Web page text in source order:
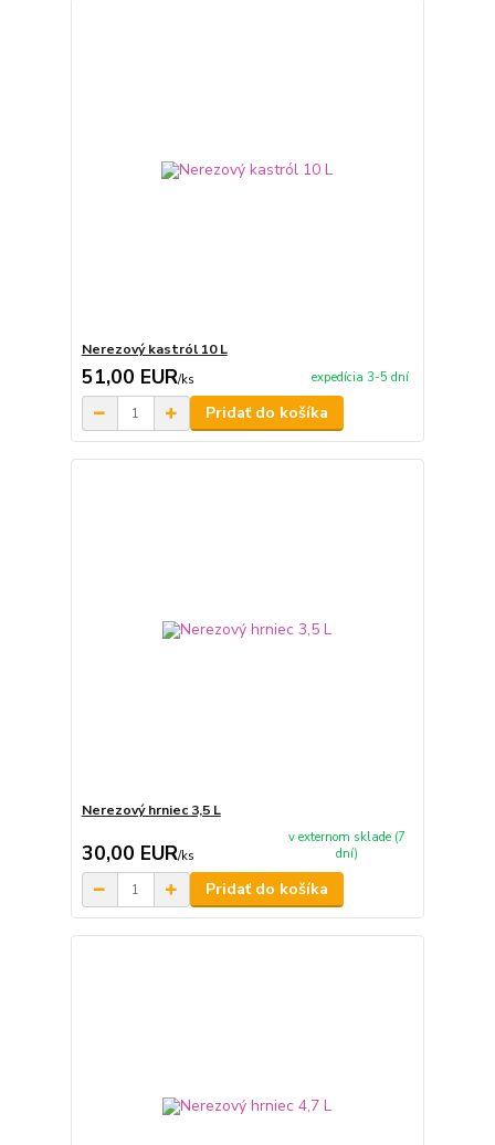
Nerezový kastról 10 L
51,00 EUR/ks expedícia 3-5 dní
Pridať do košíka
Nerezový hrniec 3,5 L
30,00 EUR/ks
v externom sklade (7
dní)
Pridať do košíka